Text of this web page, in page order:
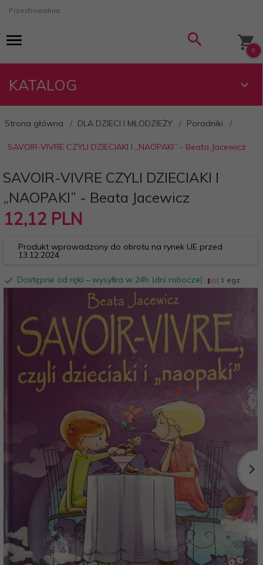
Przechowalnia
0
KATALOG
Strona główna DLA DZIECI I MŁODZIEŻY Poradniki
SAVOIR-VIVRE CZYLI DZIECIAKI I „NAOPAKI” - Beata Jacewicz
SAVOIR-VIVRE CZYLI DZIECIAKI I
„NAOPAKI” - Beata Jacewicz
12,12 PLN
Produkt wprowadzony do obrotu na rynek UE przed
13.12.2024.
Dostępne od ręki – wysyłka w 24h (dni robocze) 1 egz.